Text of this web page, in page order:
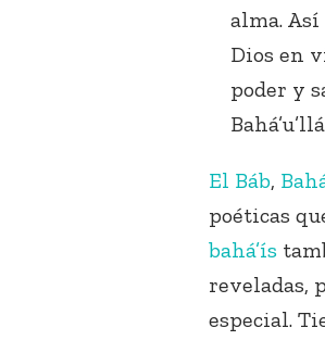
alma.
Dios en
poder y
El Báb,
poéticas
bahá’ís
reveladas,
especial.